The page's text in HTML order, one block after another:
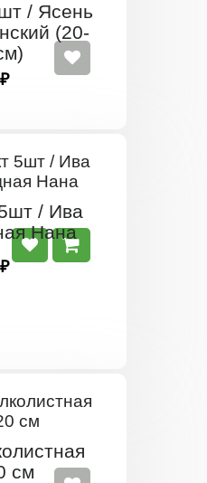
/ Ясень
(20-
/ Ива
Нана
см